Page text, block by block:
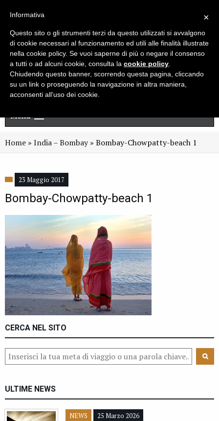
Newsletter
Menu
Home » India – Bombay» Bombay-Chowpatty-beach 1
23 Maggio 2017
Bombay-Chowpatty-beach 1
CERCA NEL SITO
ULTIME NEWS
NEWS 25 Marzo 2026
×
Informativa
Questo sito o gli strumenti terzi da questo utilizzati si avvalgono
di cookie necessari al funzionamento ed utili alle finalità illustrate
nella cookie policy. Se vuoi saperne di più o negare il consenso
a tutti o ad alcuni cookie, consulta la cookie policy
Chiudendo questo banner, scorrendo questa pagina, cliccando
su un link o proseguendo la navigazione in altra maniera,
acconsenti all’uso dei cookie.